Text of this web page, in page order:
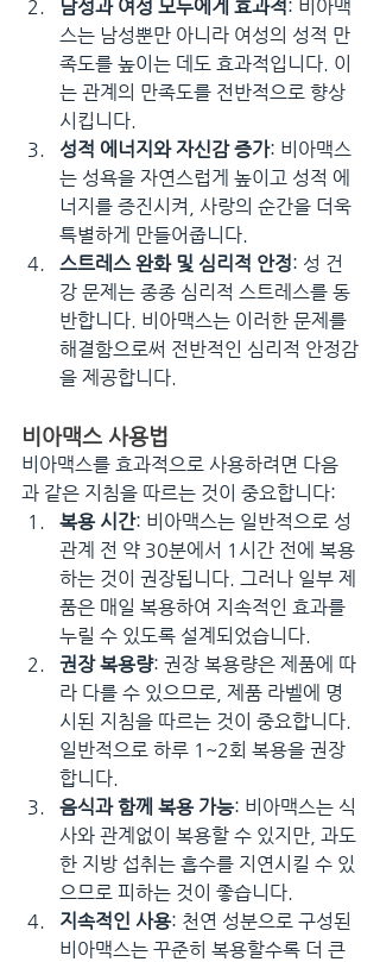
남성과 여성 모두에게 효과적: 비아맥
스는 남성뿐만 아니라 여성의 성적 만
족도를 높이는 데도 효과적입니다. 이
는 관계의 만족도를 전반적으로 향상
시킵니다.
성적 에너지와 자신감 증가: 비아맥스
는 성욕을 자연스럽게 높이고 성적 에
너지를 증진시켜, 사랑의 순간을 더욱
특별하게 만들어줍니다.
스트레스 완화 및 심리적 안정: 성 건
강 문제는 종종 심리적 스트레스를 동
반합니다. 비아맥스는 이러한 문제를
해결함으로써 전반적인 심리적 안정감
을 제공합니다.
비아맥스 사용법
비아맥스를 효과적으로 사용하려면 다음
과 같은 지침을 따르는 것이 중요합니다:
복용 시간: 비아맥스는 일반적으로 성
관계 전 약 30분에서 1시간 전에 복용
하는 것이 권장됩니다. 그러나 일부 제
품은 매일 복용하여 지속적인 효과를
누릴 수 있도록 설계되었습니다.
권장 복용량: 권장 복용량은 제품에 따
라 다를 수 있으므로, 제품 라벨에 명
시된 지침을 따르는 것이 중요합니다.
일반적으로 하루 1~2회 복용을 권장
합니다.
음식과 함께 복용 가능: 비아맥스는 식
사와 관계없이 복용할 수 있지만, 과도
한 지방 섭취는 흡수를 지연시킬 수 있
으므로 피하는 것이 좋습니다.
지속적인 사용: 천연 성분으로 구성된
비아맥스는 꾸준히 복용할수록 더 큰